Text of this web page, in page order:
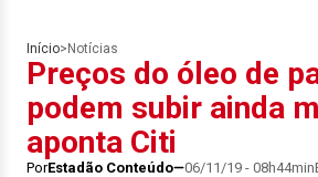
Início> Notícias
Preços do óleo de
podem subir ainda
aponta Citi
PorEstadão Conteúdo 06/11/19 - 08h44min